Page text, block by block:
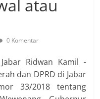
atau
0 Komentar
Ridwan Kamil
dan DPRD di Jabar
33/2018 tentang